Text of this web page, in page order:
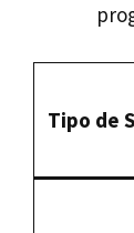
Tipo de